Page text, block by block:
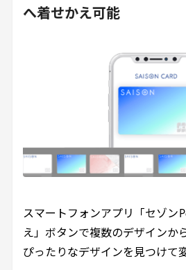
へ着せかえ可能
スマートフォンアプリ「セゾン
え」ボタンで複数のデザインか
ぴったりなデザインを見つけて